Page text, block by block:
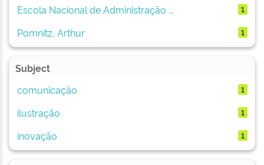
Escola Nacional de Administração ...
1
Pomnitz, Arthur 1
Subject
comunicação
1
ilustração 1
inovação 1